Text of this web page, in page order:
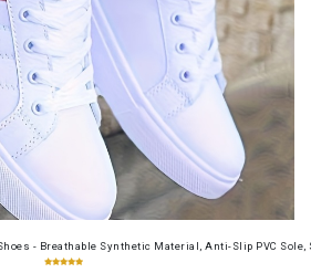
- Breathable Synthetic Material, Anti-Slip PVC